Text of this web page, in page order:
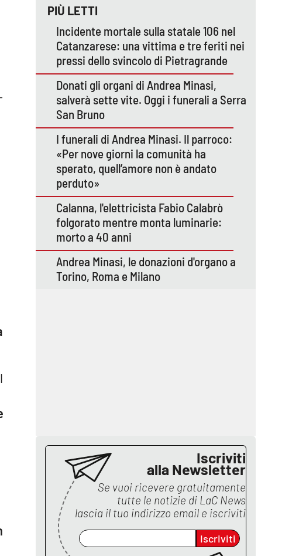
PIÙ LETTI
Incidente mortale sulla statale 106 nel
Catanzarese: una vittima e tre feriti nei
pressi dello svincolo di Pietragrande
Donati gli organi di Andrea Minasi,
salverà sette vite. Oggi i funerali a Serra
San Bruno
I funerali di Andrea Minasi. Il parroco:
«Per nove giorni la comunità ha
sperato, quell’amore non è andato
perduto»
Calanna, l'elettricista Fabio Calabrò
folgorato mentre monta luminarie:
morto a 40 anni
Andrea Minasi, le donazioni d'organo a
Torino, Roma e Milano
Iscriviti
alla Newsletter
Se vuoi ricevere gratuitamente
tutte le notizie di LaC News
lascia il tuo indirizzo email e iscriviti
Iscriviti